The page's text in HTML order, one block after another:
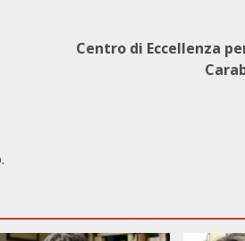
Centro di Eccellenza